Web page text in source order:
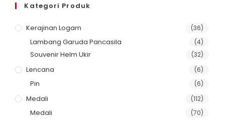
Kategori Produk
Kerajinan Logam (36)
Lambang Garuda Pancasila (4)
Souvenir Helm Ukir (32)
Lencana (6)
Pin (6)
Medali (112)
Medali (70)